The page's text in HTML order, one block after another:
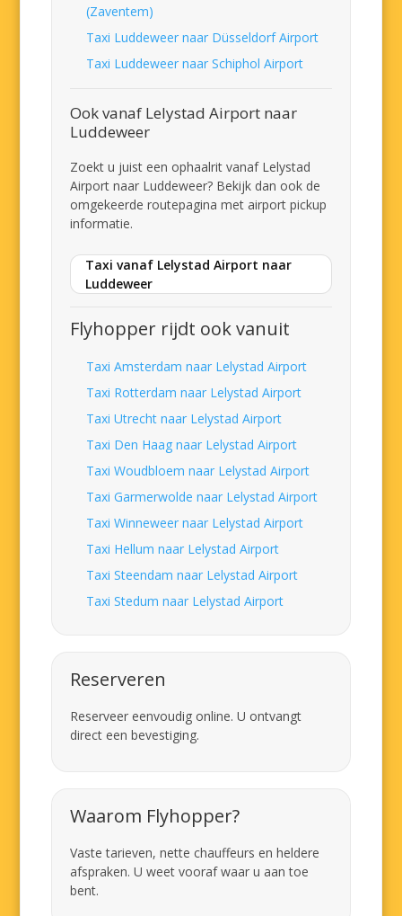
(Zaventem)
Taxi Luddeweer naar Düsseldorf Airport
Taxi Luddeweer naar Schiphol Airport
Ook vanaf Lelystad Airport naar
Luddeweer
Zoekt u juist een ophaalrit vanaf Lelystad
Airport naar Luddeweer? Bekijk dan ook de
omgekeerde routepagina met airport pickup
informatie.
Taxi vanaf Lelystad Airport naar
Luddeweer
Flyhopper rijdt ook vanuit
Taxi Amsterdam naar Lelystad Airport
Taxi Rotterdam naar Lelystad Airport
Taxi Utrecht naar Lelystad Airport
Taxi Den Haag naar Lelystad Airport
Taxi Woudbloem naar Lelystad Airport
Taxi Garmerwolde naar Lelystad Airport
Taxi Winneweer naar Lelystad Airport
Taxi Hellum naar Lelystad Airport
Taxi Steendam naar Lelystad Airport
Taxi Stedum naar Lelystad Airport
Reserveren
Reserveer eenvoudig online. U ontvangt
direct een bevestiging.
Waarom Flyhopper?
Vaste tarieven, nette chauffeurs en heldere
afspraken. U weet vooraf waar u aan toe
bent.